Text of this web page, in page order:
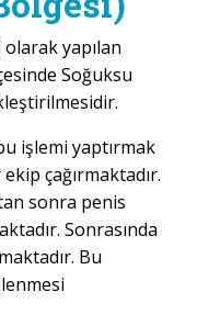
yapılan
Soğuksu
işlemi yaptırmak
çağırmaktadır.
sonra penis
Sonrasında
Bu